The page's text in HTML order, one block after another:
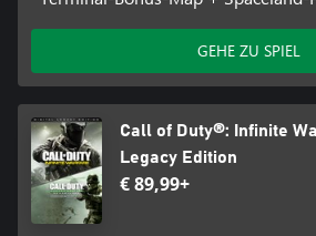
GEHE ZU SPIEL
Call of Duty®: Infinite
Legacy Edition
€ 89,99+